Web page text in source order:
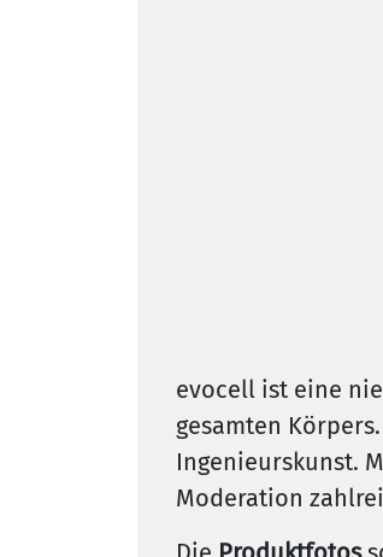
evocell ist eine
gesamten
Ingenieurskunst.
Moderation